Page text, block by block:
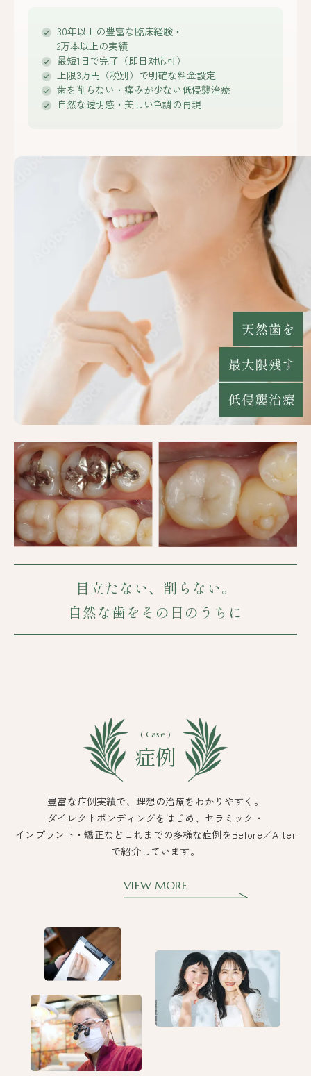
30年以上の豊富な臨床経験・
2万本以上の実績
最短1日で完了（即日対応可）
上限3万円（税別）で明確な料金設定
歯を削らない・痛みが少ない低侵襲治療
自然な透明感・美しい色調の再現
目立たない、削らない。
自然な歯をその日のうちに
( Case )
症例
豊富な症例実績で、理想の治療をわかりやすく。
ダイレクトボンディングをはじめ、セラミック・
インプラント・矯正など これまでの多様な症例をBefore／After
で紹介しています。
VIEW MORE